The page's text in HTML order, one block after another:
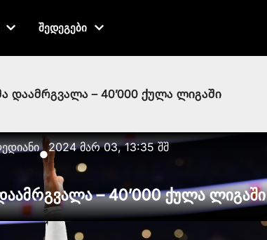
შედეგები
დაამრგვალა – 40’000 ქულა ლიგაში
●2024 მარ 03, 13:35 შშ
– 40’000 ქულა ლიგაში